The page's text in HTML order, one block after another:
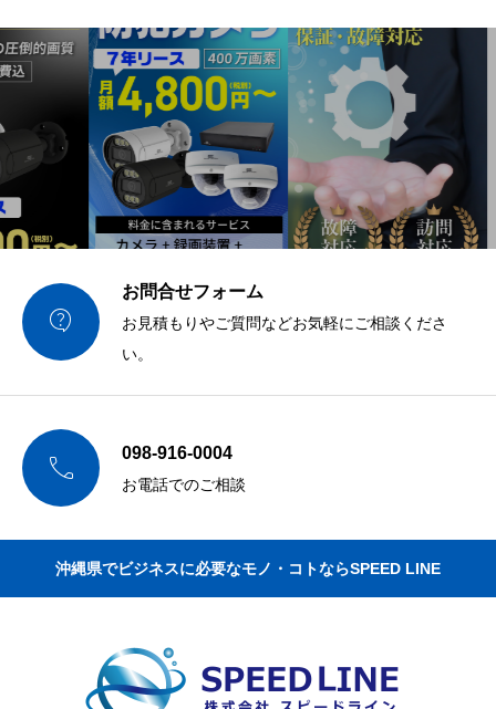

お問合せフォーム
お見積もりやご質問などお気軽にご相談くださ
い。
 098-916-0004
お電話でのご相談
沖縄県でビジネスに必要なモノ・コトならSPEED LINE